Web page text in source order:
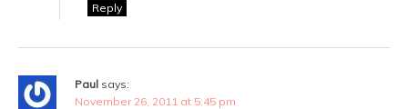
Reply
Paul says:
November 26, 2011 at 5:45 pm